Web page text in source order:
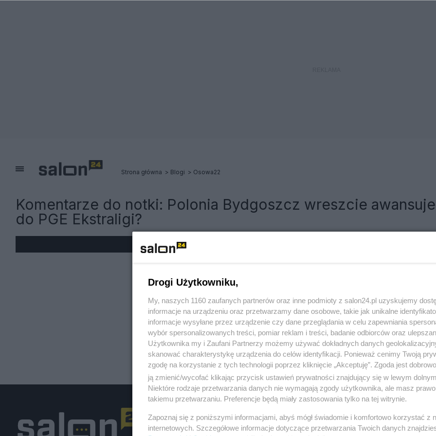
Strona główna Blogi Osowa22
Komentarze do notki: Polonia Bydgoszcz wreszcie awansuje
do PGE Ekstraligi?
Polityka
PiS
Gospodarka
Biznes
Drogi Użytkowniku,
My, naszych 1160 zaufanych partnerów oraz inne podmioty z salon24.pl uzyskujemy
informacje na urządzeniu oraz przetwarzamy dane osobowe, takie jak unikalne
informacje wysyłane przez urządzenie czy dane przeglądania w celu zapewniania
wybór spersonalizowanych treści, pomiar reklam i treści, badanie odbiorców oraz
Użytkownika my i Zaufani Partnerzy możemy używać dokładnych danych
skanować charakterystykę urządzenia do celów identyfikacji. Ponieważ cenimy Twoją
zgodę na korzystanie z tych technologii poprzez kliknięcie „Akceptuję”. Zgoda jest
ją zmienić/wycofać klikając przycisk ustawień prywatności znajdujący się w lewym
Niektóre rodzaje przetwarzania danych nie wymagają zgody użytkownika, ale masz
takiemu przetwarzaniu. Preferencje będą miały zastosowania tylko na tej witrynie.
Zapoznaj się z poniższymi informacjami, abyś mógł świadomie i komfortowo korzystać z
internetowych. Szczegółowe informacje dotyczące przetwarzania Twoich danych